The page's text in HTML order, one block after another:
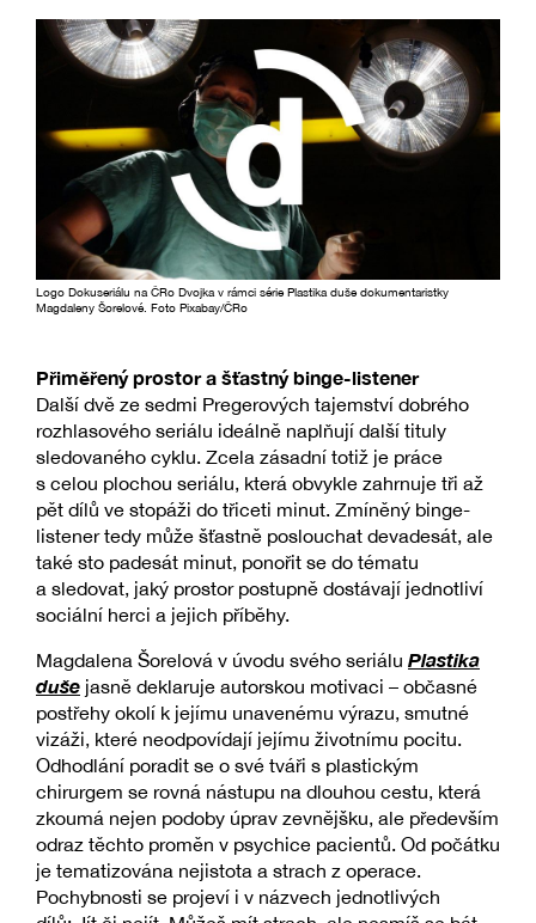
Logo Dokuseriálu na ČRo Dvojka v rámci série Plastika duše dokumentaristky
Magdaleny Šorelové. Foto Pixabay/ČRo
Přiměřený prostor a šťastný binge-listener
Další dvě ze sedmi Pregerových tajemství dobrého
rozhlasového seriálu ideálně naplňují další tituly
sledovaného cyklu. Zcela zásadní totiž je práce
s celou plochou seriálu, která obvykle zahrnuje tři až
pět dílů ve stopáži do třiceti minut. Zmíněný binge-
listener tedy může šťastně poslouchat devadesát, ale
také sto padesát minut, ponořit se do tématu
a sledovat, jaký prostor postupně dostávají jednotliví
sociální herci a jejich příběhy.
Magdalena Šorelová v úvodu svého seriálu Plastika
duše jasně deklaruje autorskou motivaci – občasné
postřehy okolí k jejímu unavenému výrazu, smutné
vizáži, které neodpovídají jejímu životnímu pocitu.
Odhodlání poradit se o své tváři s plastickým
chirurgem se rovná nástupu na dlouhou cestu, která
zkoumá nejen podoby úprav zevnějšku, ale především
odraz těchto proměn v psychice pacientů. Od počátku
je tematizována nejistota a strach z operace.
Pochybnosti se projeví i v názvech jednotlivých